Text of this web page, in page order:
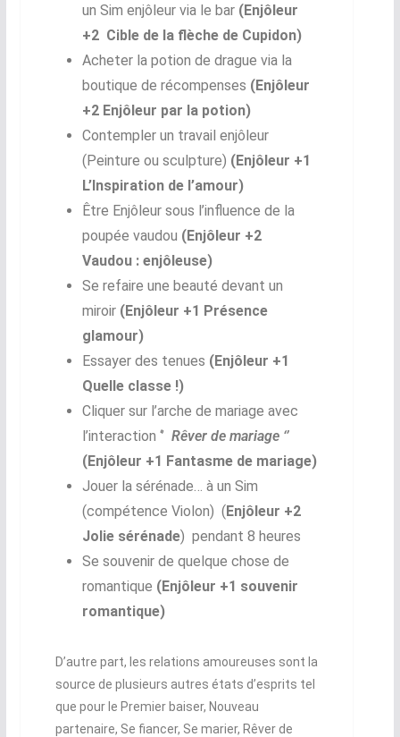
un Sim enjôleur via le bar (Enjôleur
+2 Cible de la flèche de Cupidon)
Acheter la potion de drague via la
boutique de récompenses (Enjôleur
+2 Enjôleur par la potion)
Contempler un travail enjôleur
(Peinture ou sculpture) (Enjôleur +1
L’Inspiration de l’amour)
Être Enjôleur sous l’influence de la
poupée vaudou (Enjôleur +2
Vaudou : enjôleuse)
Se refaire une beauté devant un
miroir (Enjôleur +1 Présence
glamour)
Essayer des tenues (Enjôleur +1
Quelle classe !)
Cliquer sur l’arche de mariage avec
l’interaction ‘’ Rêver de mariage ‘’
(Enjôleur +1 Fantasme de mariage)
Jouer la sérénade… à un Sim
(compétence Violon) (Enjôleur +2
Jolie sérénade) pendant 8 heures
Se souvenir de quelque chose de
romantique (Enjôleur +1 souvenir
romantique)
D’autre part, les relations amoureuses sont la
source de plusieurs autres états d’esprits tel
que pour le Premier baiser, Nouveau
partenaire, Se fiancer, Se marier, Rêver de